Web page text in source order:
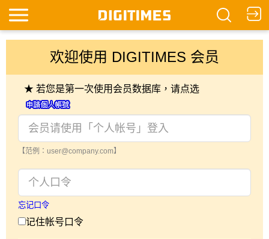
欢迎使用 DIGITIMES 会员
★ 若您是第一次使用会员数据库，请点选
【范例：user@company.com】
忘记口令
记住帐号口令